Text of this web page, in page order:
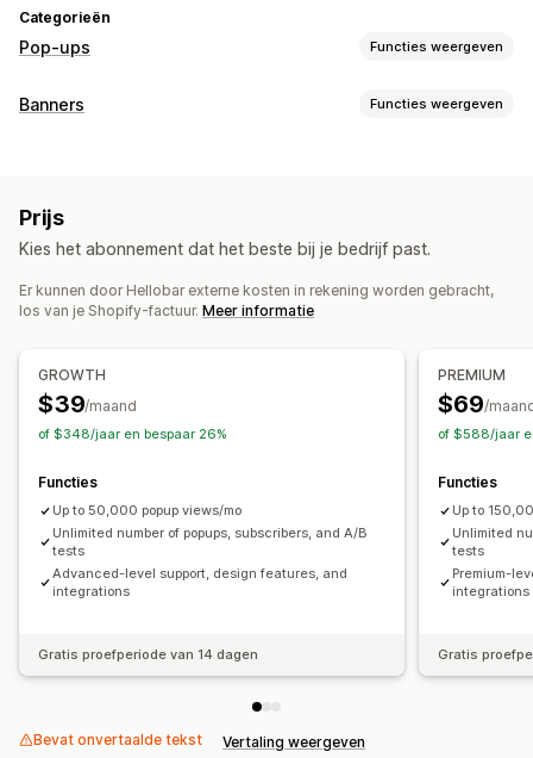
Categorieën
Pop-ups Functies weergeven
Soorten pop-ups
Enquêtes
Toestemmingspop-ups Recensiepop-ups
Pop-ups op maat
Aangepaste lettertypen
Lijst voor e-mailverzameling
Geolocatie
Analytics
A/B-testen Tracking API's en webhooks
Banners Functies weergeven
Aanmelding voor het ontvangen van e-mail
Promotie Countdown
Aanpassing
Mobiel responsief
Geotargeting
Analytics en rapportage
Prijs
Kies het abonnement dat het beste bij je bedrijf past.
Er kunnen door Hellobar externe kosten in rekening worden gebracht,
los van je Shopify-factuur. Meer informatie
GROWTH
$39/maand
of $348/jaar en bespaar 26%
Functies
Up to 50,000 popup views/mo
Unlimited number of popups, subscribers, and A/B
tests
Advanced-level support, design features, and
integrations
Gratis proefperiode van 14 dagen
PREMIUM
$69/
of $588/jaar
Functies
Up to
Unlimited
tests
Premium-
integrations
Gratis
Bevat onvertaalde tekst Vertaling weergeven